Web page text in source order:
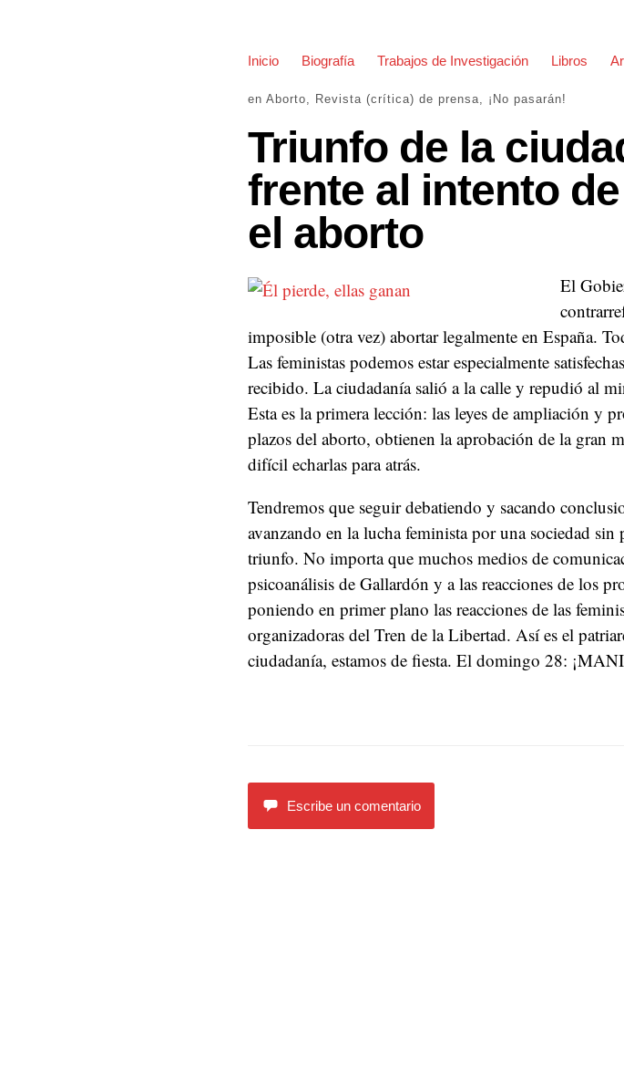
Inicio Biografía Trabajos de Investigación Libros
en Aborto, Revista (crítica) de prensa, ¡No pasarán!
Triunfo de la
frente al intento
el aborto
El
imposible (otra vez) abortar legalmente en España.
Las feministas podemos estar especialmente
recibido. La ciudadanía salió a la calle y repudió al
Esta es la primera lección: las leyes de ampliación y
plazos del aborto, obtienen la aprobación de la gran
difícil echarlas para atrás.
Tendremos que seguir debatiendo y sacando
avanzando en la lucha feminista por una sociedad
triunfo. No importa que muchos medios de
psicoanálisis de Gallardón y a las reacciones de los
poniendo en primer plano las reacciones de las
organizadoras del Tren de la Libertad. Así es el
ciudadanía, estamos de fiesta. El domingo 28:
Escribe un comentario